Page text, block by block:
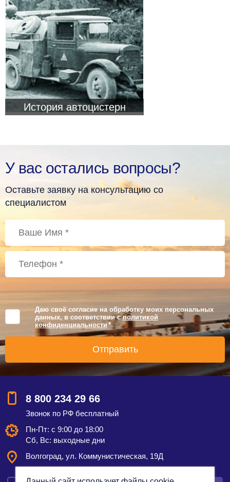
История автоцистерн
У вас остались вопросы?
Оставьте заявку на консультацию со
специалистом
Даю своё согласие на обработку моих персональных
данных, в соответствии сполитикой
конфиденциальности *
8 800 234 29 66
Звонок по РФ бесплатный
Пн-Пт: с 9:00 до 18:00
Сб, Вс: выходные дни
Волгоград, ул. Коммунистическая, 19Д